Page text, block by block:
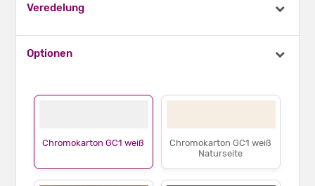
Chromokarton GC1 weiß
Chromokarton GC1 weiß
Naturseite
Veredelung
Optionen